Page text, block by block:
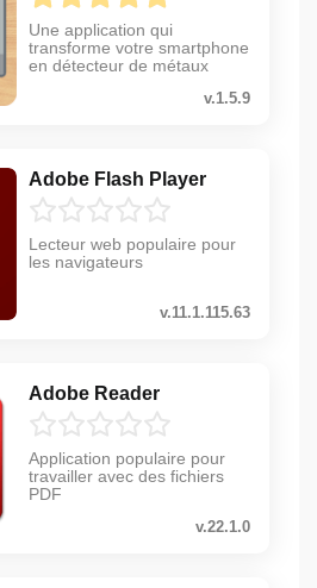
Une application qui
transforme votre smartphone
en détecteur de métaux
v.1.5.9
Adobe Flash Player
Lecteur web populaire pour
les navigateurs
v.11.1.115.63
Adobe Reader
Application populaire pour
travailler avec des fichiers
PDF
v.22.1.0